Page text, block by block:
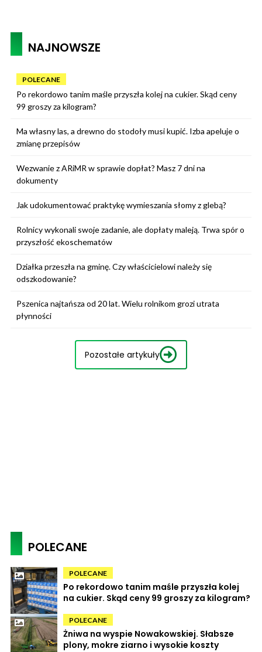
NAJNOWSZE
POLECANE
Po rekordowo tanim maśle przyszła kolej na cukier. Skąd ceny
99 groszy za kilogram?
Ma własny las, a drewno do stodoły musi kupić. Izba apeluje o
zmianę przepisów
Wezwanie z ARiMR w sprawie dopłat? Masz 7 dni na
dokumenty
Jak udokumentować praktykę wymieszania słomy z glebą?
Rolnicy wykonali swoje zadanie, ale dopłaty maleją. Trwa spór o
przyszłość ekoschematów
Działka przeszła na gminę. Czy właścicielowi należy się
odszkodowanie?
Pszenica najtańsza od 20 lat. Wielu rolnikom grozi utrata
płynności
Pozostałe artykuły
POLECANE
POLECANE
Po rekordowo tanim maśle przyszła kolej
na cukier. Skąd ceny 99 groszy za kilogram?
POLECANE
Żniwa na wyspie Nowakowskiej. Słabsze
plony, mokre ziarno i wysokie koszty